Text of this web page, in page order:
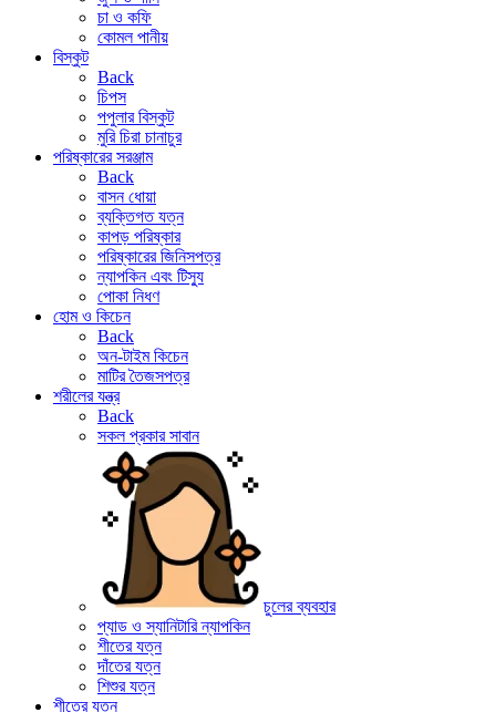
চা ও কফি
কোমল পানীয়
বিস্কুট
Back
চিপস
পপুলার বিস্কুট
মুরি চিরা চানাচুর
পরিষ্কারের সরঞ্জাম
Back
বাসন ধোয়া
ব্যক্তিগত যত্ন
কাপড় পরিষ্কার
পরিষ্কারের জিনিসপত্র
ন্যাপকিন এবং টিস্যু
পোকা নিধণ
হোম ও কিচেন
Back
অন-টাইম কিচেন
মাটির তৈজসপত্র
শরীলের যন্ত্র
Back
সকল প্রকার সাবান
চুলের ব্যবহার
প্যাড ও স্যানিটারি ন্যাপকিন
শীতের যত্ন
দাঁতের যত্ন
শিশুর যত্ন
শীতের যত্ন